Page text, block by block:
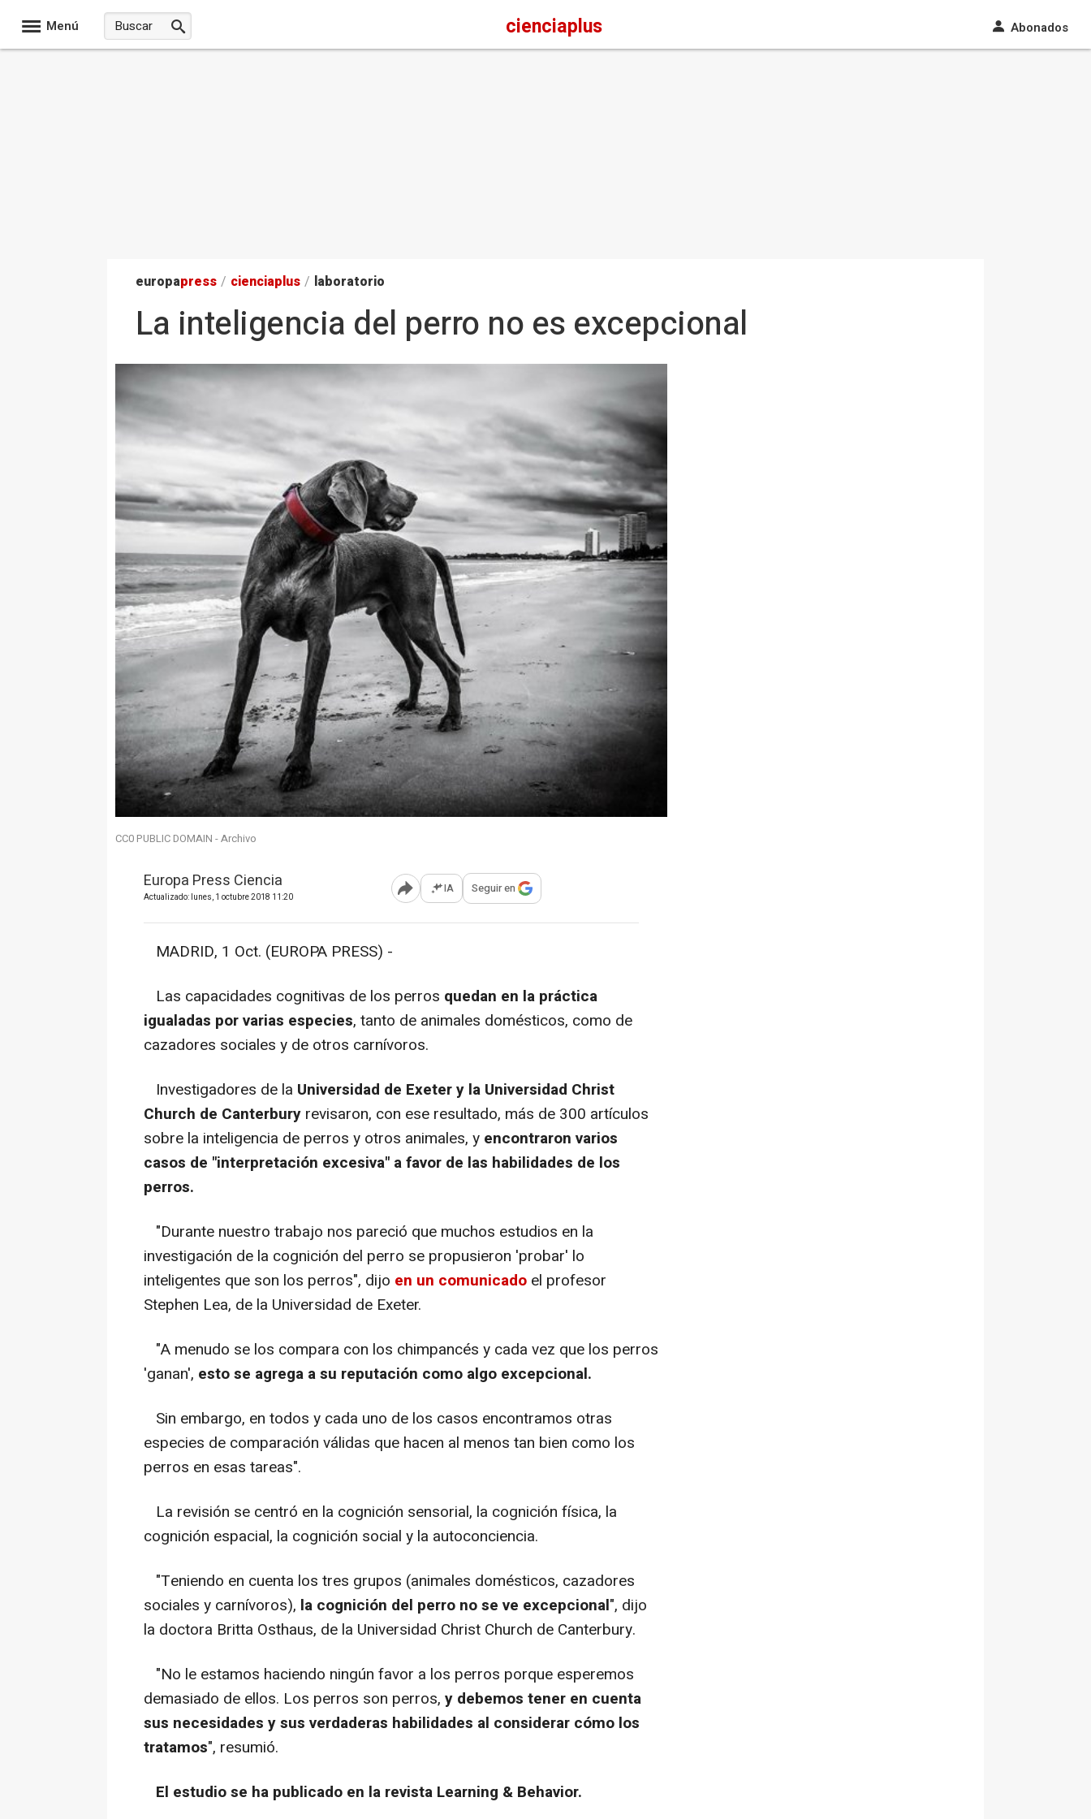
Menú cienciaplus Abonados
europapress / cienciaplus / laboratorio
La inteligencia del perro no es excepcional
CC0 PUBLIC DOMAIN - Archivo
Europa Press Ciencia
Actualizado: lunes, 1 octubre 2018 11:20 Abrir opciones para compartir
IA Seguir en
MADRID, 1 Oct. (EUROPA PRESS) -
Las capacidades cognitivas de los perros quedan en la práctica
igualadas por varias especies, tanto de animales domésticos, como de
cazadores sociales y de otros carnívoros.
Investigadores de la Universidad de Exeter y la Universidad Christ
Church de Canterbury revisaron, con ese resultado, más de 300 artículos
sobre la inteligencia de perros y otros animales, y encontraron varios
casos de "interpretación excesiva" a favor de las habilidades de los
perros.
"Durante nuestro trabajo nos pareció que muchos estudios en la
investigación de la cognición del perro se propusieron 'probar' lo
inteligentes que son los perros", dijo en un comunicado el profesor
Stephen Lea, de la Universidad de Exeter.
"A menudo se los compara con los chimpancés y cada vez que los perros
'ganan', esto se agrega a su reputación como algo excepcional.
Sin embargo, en todos y cada uno de los casos encontramos otras
especies de comparación válidas que hacen al menos tan bien como los
perros en esas tareas".
La revisión se centró en la cognición sensorial, la cognición física, la
cognición espacial, la cognición social y la autoconciencia.
"Teniendo en cuenta los tres grupos (animales domésticos, cazadores
sociales y carnívoros), la cognición del perro no se ve excepcional", dijo
la doctora Britta Osthaus, de la Universidad Christ Church de Canterbury.
"No le estamos haciendo ningún favor a los perros porque esperemos
demasiado de ellos. Los perros son perros, y debemos tener en cuenta
sus necesidades y sus verdaderas habilidades al considerar cómo los
tratamos", resumió.
El estudio se ha publicado en la revista Learning & Behavior.